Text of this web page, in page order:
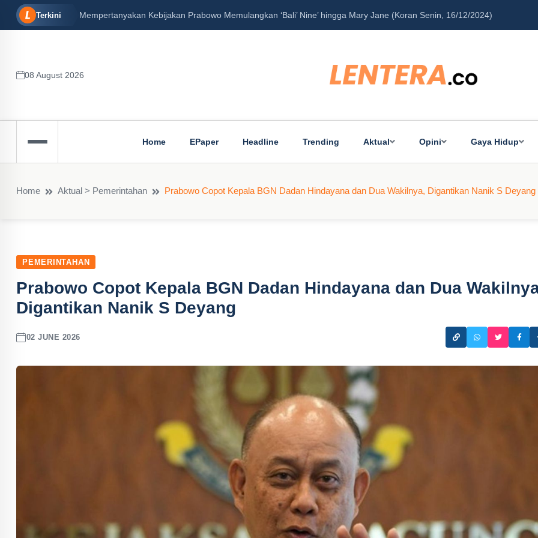
Terkini
Senin, 16/12/2024) Peran Besar Tuhan…
08 August 2026
Home EPaper Headline Trending Aktual Opini Gaya Hidup
Home Aktual > Pemerintahan Prabowo Copot Kepala BGN Dadan Hindayana dan Dua Wakilnya, Digantikan Nanik S Deyang
PEMERINTAHAN
Prabowo Copot Kepala BGN Dadan Hindayana dan Dua
Digantikan Nanik S Deyang
02 JUNE 2026